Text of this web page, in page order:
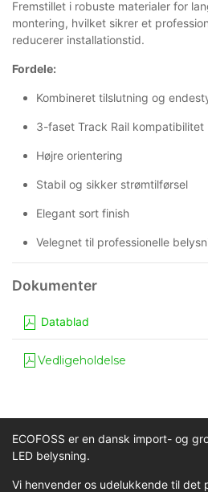
Fremstillet i robuste materialer for
montering, hvilket sikrer et
reducerer installationstid.
Fordele:
Kombineret tilslutning og
3-faset Track Rail kompatibilitet
Højre orientering
Stabil og sikker strømtilførsel
Elegant sort finish
Velegnet til professionelle
Datablad
Vedligeholdelse
ECOFOSS er en dansk import- og
LED belysning.
Vi henvender os udelukkende til det